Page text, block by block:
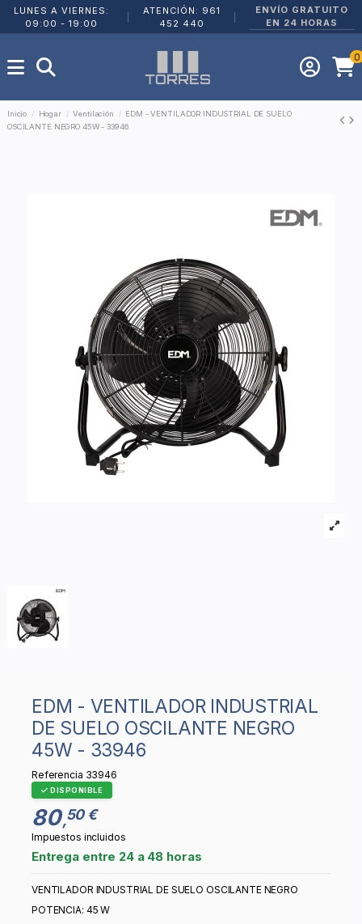
LUNES A VIERNES:
09:00 - 19:00
ATENCIÓN: 961
452 440
ENVÍO GRATUITO
EN 24 HORAS
0
Inicio Hogar Ventilación
EDM - VENTILADOR INDUSTRIAL DE SUELO
OSCILANTE NEGRO 45W - 33946
EDM - VENTILADOR INDUSTRIAL
DE SUELO OSCILANTE NEGRO
45W - 33946
Referencia 33946
DISPONIBLE
80,50 €
Impuestos incluidos
Entrega entre 24 a 48 horas
VENTILADOR INDUSTRIAL DE SUELO OSCILANTE NEGRO
POTENCIA: 45 W